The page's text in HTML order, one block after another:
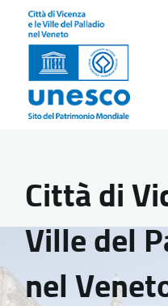
Città di
Ville del
nel